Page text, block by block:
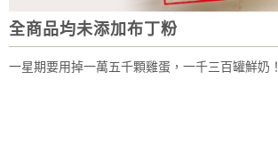
全商品均未添加布丁粉
一星期要用掉一萬五千顆雞蛋，一千三百罐鮮奶！